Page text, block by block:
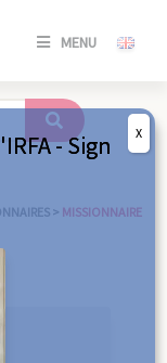
MENU
SE
/
> MISSIONNAIRE
- Sign
X